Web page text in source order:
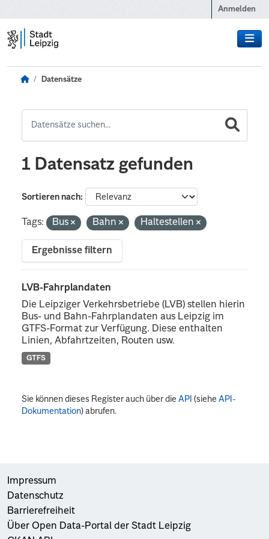
Anmelden
Datensätze
1 Datensatz gefunden
Sortieren nach
Tags: Bus Bahn Haltestellen
Ergebnisse filtern
LVB-Fahrplandaten
Die Leipziger Verkehrsbetriebe (LVB) stellen hierin
Bus- und Bahn-Fahrplandaten aus Leipzig im
GTFS-Format zur Verfügung. Diese enthalten
Linien, Abfahrtzeiten, Routen usw.
GTFS
Sie können dieses Register auch über dieAPI (sieheAPI-
Dokumentation) abrufen.
Impressum
Datenschutz
Barrierefreiheit
Über Open Data-Portal der Stadt Leipzig